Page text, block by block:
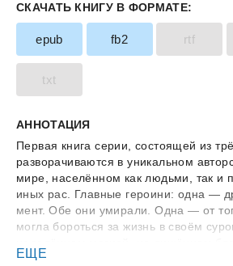
СКАЧАТЬ КНИГУ В ФОРМАТЕ:
epub fb2 rtf
txt
АННОТАЦИЯ
Первая книга серии, состоящей из
разворачиваются в уникальном
мире, населённом как людьми, так и
иных рас. Главные героини: одна —
мент. Обе они умирали. Одна — от
могла бороться за жизнь в своём
привычной нам морали. Другая —
ЕЩЕ